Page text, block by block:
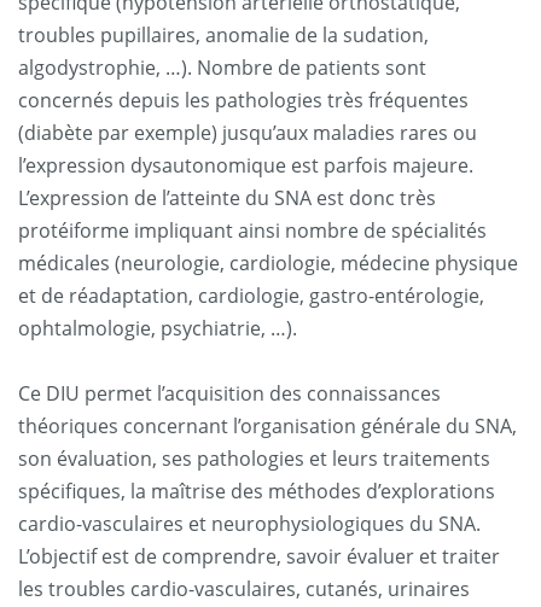
troubles pupillaires, anomalie de la sudation,
algodystrophie, …). Nombre de patients sont
concernés depuis les pathologies très fréquentes
(diabète par exemple) jusqu’aux maladies rares ou
l’expression dysautonomique est parfois majeure.
L’expression de l’atteinte du SNA est donc très
protéiforme impliquant ainsi nombre de spécialités
médicales (neurologie, cardiologie, médecine physique
et de réadaptation, cardiologie, gastro-entérologie,
ophtalmologie, psychiatrie, …).
Ce DIU permet l’acquisition des connaissances
théoriques concernant l’organisation générale du SNA,
son évaluation, ses pathologies et leurs traitements
spécifiques, la maîtrise des méthodes d’explorations
cardio-vasculaires et neurophysiologiques du SNA.
L’objectif est de comprendre, savoir évaluer et traiter
les troubles cardio-vasculaires, cutanés, urinaires